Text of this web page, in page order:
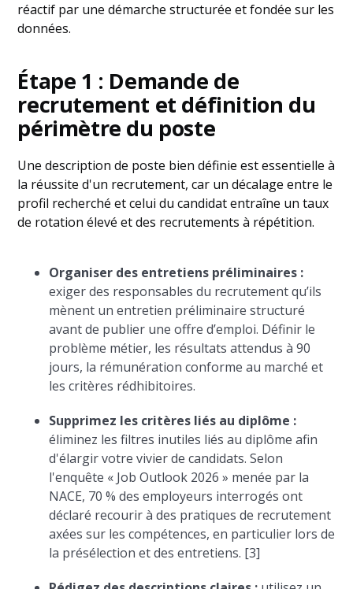
réactif par une démarche structurée et fondée sur les
données.
Étape 1 : Demande de
recrutement et définition du
périmètre du poste
Une description de poste bien définie est essentielle à
la réussite d'un recrutement, car un décalage entre le
profil recherché et celui du candidat entraîne un taux
de rotation élevé et des recrutements à répétition.
Organiser des entretiens préliminaires :
exiger des responsables du recrutement qu’ils
mènent un entretien préliminaire structuré
avant de publier une offre d’emploi. Définir le
problème métier, les résultats attendus à 90
jours, la rémunération conforme au marché et
les critères rédhibitoires.
Supprimez les critères liés au diplôme :
éliminez les filtres inutiles liés au diplôme afin
d'élargir votre vivier de candidats. Selon
l'enquête « Job Outlook 2026 » menée par la
NACE, 70 % des employeurs interrogés ont
déclaré recourir à des pratiques de recrutement
axées sur les compétences, en particulier lors de
la présélection et des entretiens. [3]